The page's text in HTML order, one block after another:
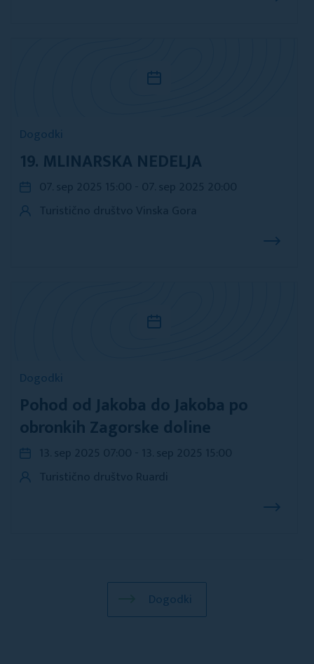
Dogodki
19. MLINARSKA NEDELJA
Dogodki
Pohod od Jakoba do Jakoba po
obronkih Zagorske doline
Dogodki